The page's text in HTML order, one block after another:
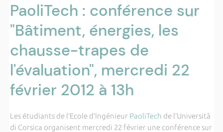
PaoliTech : conférence sur
"Bâtiment, énergies, les
chausse-trapes de
l'évaluation", mercredi 22
février 2012 à 13h
Les étudiants de l’Ecole d’Ingénieur PaoliTech de l’Università
di Corsica organisent mercredi 22 février une conférence sur